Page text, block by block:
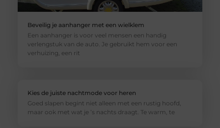
Beveilig je aanhanger met een wielklem
Een aanhanger is voor veel mensen een handig
verlengstuk van de auto. Je gebruikt hem voor een
verhuizing, een rit
Kies de juiste nachtmode voor heren
Goed slapen begint niet alleen met een rustig hoofd,
maar ook met wat je ’s nachts draagt. Te warm, te